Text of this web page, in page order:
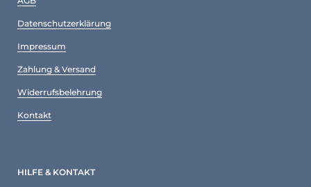
Datenschutzerklärung
Impressum
Zahlung & Versand
Widerrufsbelehrung
Kontakt
HILFE & KONTAKT